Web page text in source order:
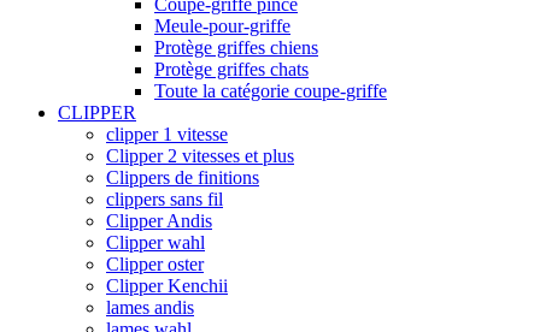
Coupe-griffe pince
Meule-pour-griffe
Protège griffes chiens
Protège griffes chats
Toute la catégorie coupe-griffe
CLIPPER
clipper 1 vitesse
Clipper 2 vitesses et plus
Clippers de finitions
clippers sans fil
Clipper Andis
Clipper wahl
Clipper oster
Clipper Kenchii
lames andis